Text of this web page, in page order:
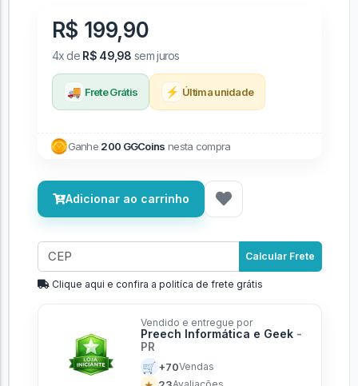
R$ 199,90
4x de R$ 49,98 sem juros
🚚 Frete Grátis ⚡ Última unidade
Ganhe 200 GGCoins nesta compra
Adicionar ao carrinho
Calcular Frete
Clique aqui e confira a politíca de frete grátis
Vendido e entregue por
Preech Informática e Geek -
PR
🛒 +70Vendas